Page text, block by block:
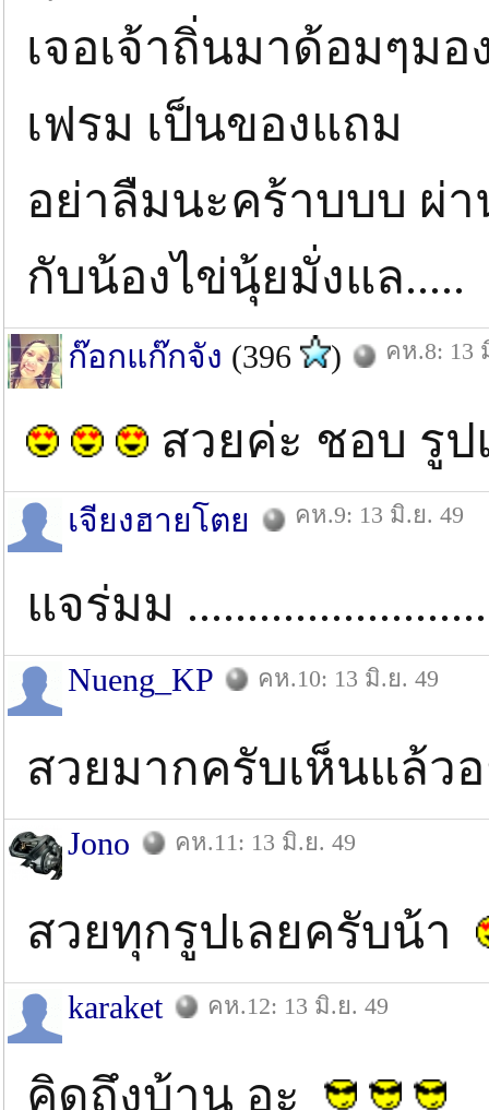
เจอเจ้าถิ่นมาด้อมๆมอ
เฟรม เป็นของแถม
อย่าลืมนะคร้าบบบ ผ่
กับน้องไข่นุ้ยมั่งแล.....
ก๊อกแก๊กจัง (396 ) คห.8: 13
สวยค่ะ ชอบ รูป
เจียงฮายโตย คห.9: 13 มิ.ย. 49
แจร่มม
Nueng_KP คห.10: 13 มิ.ย. 49
สวยมากครับเห็นแล้ว
Jono คห.11: 13 มิ.ย. 49
สวยทุกรูปเลยครับน้า
karaket คห.12: 13 มิ.ย. 49
คิดถึงบ้าน อะ